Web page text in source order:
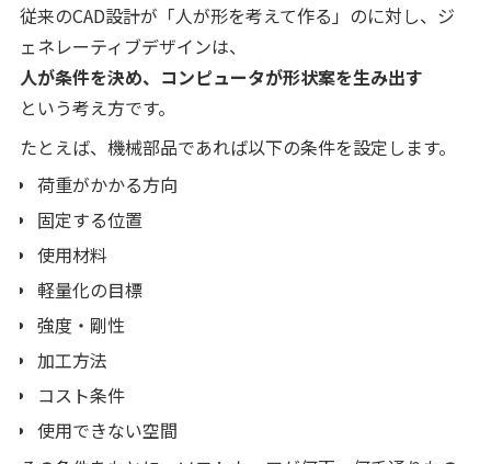
従来のCAD設計が「人が形を考えて作る」のに対し、ジ
ェネレーティブデザインは、
人が条件を決め、コンピュータが形状案を生み出す
という考え方です。
たとえば、機械部品であれば以下の条件を設定します。
荷重がかかる方向
固定する位置
使用材料
軽量化の目標
強度・剛性
加工方法
コスト条件
使用できない空間